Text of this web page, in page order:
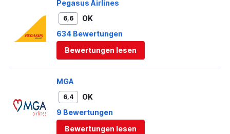
Pegasus Airlines
6,6
OK
634 Bewertungen
Bewertungen lesen
MGA
6,4
OK
9 Bewertungen
Bewertungen lesen